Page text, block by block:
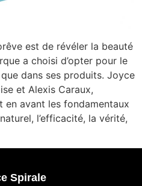
est de révéler la beauté
a choisi d’opter pour le
dans ses produits. Joyce
et Alexis Caraux,
en avant les fondamentaux
l’efficacité, la vérité,
Spirale